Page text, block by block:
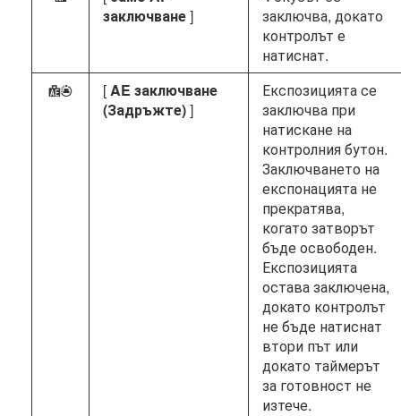
заключване]
заключва, докато
контролът е
натиснат.
E [AE заключване
(Задръжте)]
Експозицията се
заключва при
натискане на
контролния бутон.
Заключването на
експонацията не
прекратява,
когато затворът
бъде освободен.
Експозицията
остава заключена,
докато контролът
не бъде натиснат
втори път или
докато таймерът
за готовност не
изтече.